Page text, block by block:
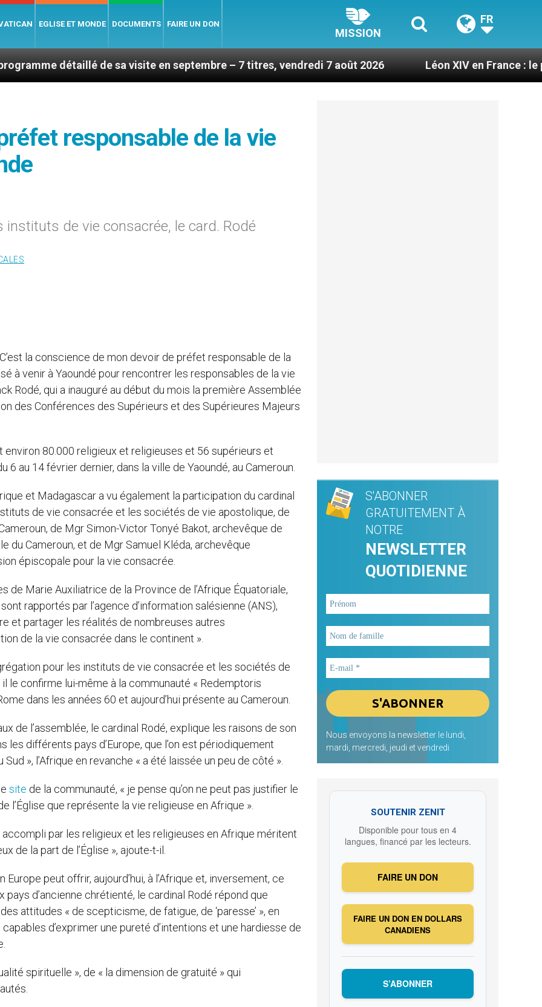
EGLISE ET MONDE DOCUMENTS FAIRE UN DON
MISSION
FR
de sa visite en septembre – 7 titres, vendredi 7 août 2026 Léon XIV en France : le programme
responsable de la vie
de vie consacrée, le card. Rodé
la conscience de mon devoir de préfet responsable de la
à venir à Yaoundé pour rencontrer les responsables de la vie
Rodé, qui a inauguré au début du mois la première Assemblée
des Conférences des Supérieurs et des Supérieures Majeurs
80.000 religieux et religieuses et 56 supérieurs et
6 au 14 février dernier, dans la ville de Yaoundé, au Cameroun.
et Madagascar a vu également la participation du cardinal
de vie consacrée et les sociétés de vie apostolique, de
de Mgr Simon-Victor Tonyé Bakot, archevêque de
du Cameroun, et de Mgr Samuel Kléda, archevêque
épiscopale pour la vie consacrée.
de Marie Auxiliatrice de la Province de l’Afrique Équatoriale,
rapportés par l’agence d’information salésienne (ANS),
et partager les réalités de nombreuses autres
de la vie consacrée dans le continent ».
pour les instituts de vie consacrée et les sociétés de
le confirme lui-même à la communauté « Redemptoris
dans les années 60 et aujourd’hui présente au Cameroun.
de l’assemblée, le cardinal Rodé, explique les raisons de son
les différents pays d’Europe, que l’on est périodiquement
», l’Afrique en revanche « a été laissée un peu de côté ».
site de la communauté, « je pense qu’on ne peut pas justifier le
que représente la vie religieuse en Afrique ».
par les religieux et les religieuses en Afrique méritent
de la part de l’Église », ajoute-t-il.
peut offrir, aujourd’hui, à l’Afrique et, inversement, ce
d’ancienne chrétienté, le cardinal Rodé répond que
attitudes « de scepticisme, de fatigue, de ‘paresse’ », en
d’exprimer une pureté d’intentions et une hardiesse de
spirituelle », de « la dimension de gratuité » qui
S'ABONNER
GRATUITEMENT À
NOTRE
NEWSLETTER
QUOTIDIENNE
Nous envoyons la newsletter le lundi,
mardi, mercredi, jeudi et vendredi
SOUTENIR ZENIT
Disponible pour tous en 4
langues, financé par les lecteurs.
FAIRE UN DON
FAIRE UN DON EN DOLLARS
CANADIENS
S’ABONNER